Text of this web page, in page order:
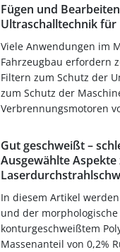
Fügen und
Ultraschalltechnik für
Viele Anwendungen im
Fahrzeugbau erfordern
Filtern zum Schutz der
zum Schutz der
Verbrennungsmotoren
Gut geschweißt –
Ausgewählte
In diesem Artikel
und der
konturgeschweißtem
Massenanteil von 0,2%